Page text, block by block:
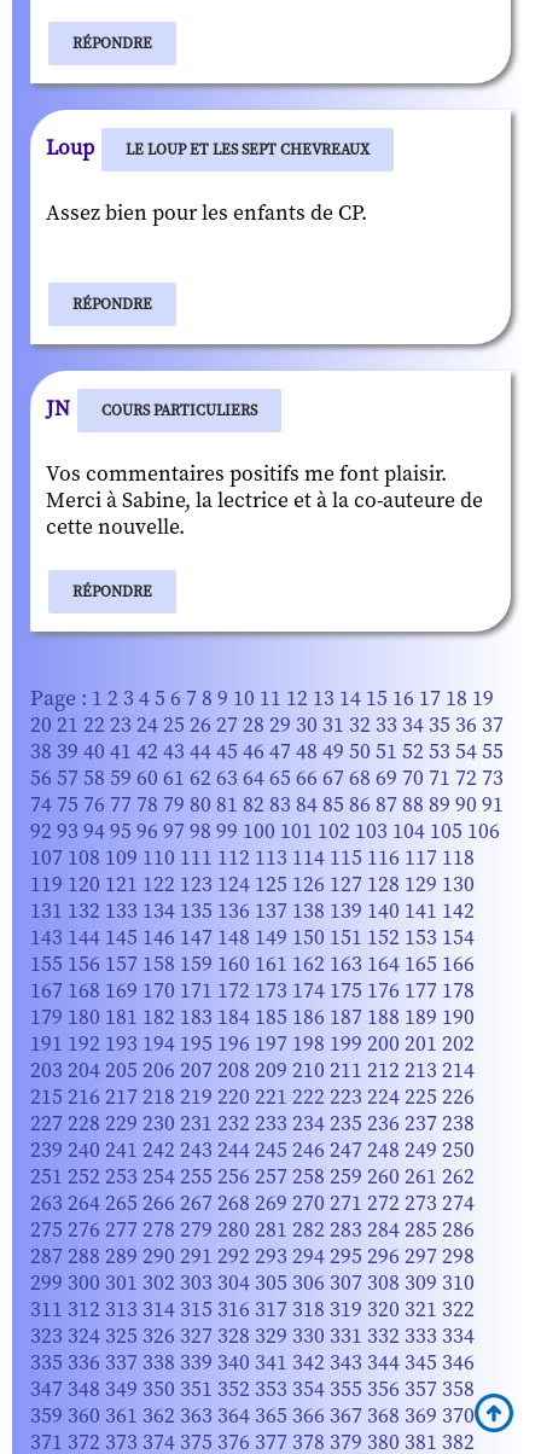
RÉPONDRE
Loup LE LOUP ET LES SEPT CHEVREAUX
Assez bien pour les enfants de CP.
RÉPONDRE
JN COURS PARTICULIERS
Vos commentaires positifs me font plaisir.
Merci à Sabine, la lectrice et à la co-auteure de
cette nouvelle.
RÉPONDRE
Page : 1 2 3 45 6 7 8 9 10 11 12 13 14 15 16 17 18 19
20 21 22 23 24 25 26 27 28 29 30 31 32 33 34 35 36 37
38 39 40 41 42 43 4445 46 47 48 49 50 51 52 53 5455
56 57 58 59 60 61 62 63 6465 66 6768 69 70 71 72 73
74 75 76 77 78 79 80 81 82 83 8485 86 8788 89 90 91
92 93 9495 96 97 98 99 100 101 102 103 104 105 106
107 108 109 110 111 112 113 114 115 116 117 118
119 120 121 122 123 124 125 126 127 128 129 130
131 132 133 134 135 136 137 138 139 140 141 142
143 144 145 146 147 148 149 150 151 152 153 154
155 156 157 158 159 160 161 162 163 164 165 166
167 168 169 170 171 172 173 174 175 176 177 178
179 180 181 182 183 184 185 186 187 188 189 190
191 192 193 194 195 196 197 198 199 200 201 202
203 204 205 206 207 208 209 210 211 212 213 214
215 216 217 218 219 220 221 222 223 224225 226
227 228 229 230 231 232 233 234 235 236 237238
239 240 241 242 243 244 245 246 247 248 249 250
251 252 253 254 255 256 257 258 259 260 261 262
263 264 265 266 267 268 269 270 271 272 273 274
275 276 277 278 279 280 281 282 283 284285 286
287 288 289 290 291 292 293 294 295 296 297298
299 300 301 302 303 304 305 306 307 308 309 310
311 312 313 314 315 316 317 318 319 320 321 322
323 324 325 326 327 328 329 330 331 332 333 334
335 336 337 338 339 340 341 342 343 344 345 346
347 348 349 350 351 352 353 354 355 356 357 358
359 360 361 362 363 364 365 366 367 368 369 370
371 372 373 374 375 376 377 378 379 380 381 382